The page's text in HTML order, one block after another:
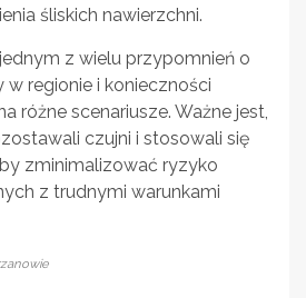
śliskich nawierzchni.
z wielu przypomnień o
regionie i konieczności
różne scenariusze. Ważne jest,
czujni i stosowali się
zminimalizować ryzyko
z trudnymi warunkami